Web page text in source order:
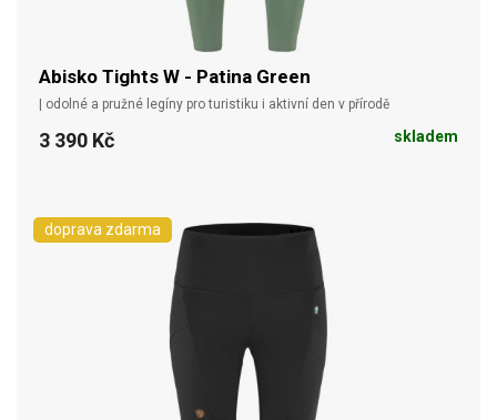
Abisko Tights W - Patina Green
| odolné a pružné legíny pro turistiku i aktivní den v přírodě
3 390 Kč skladem
doprava zdarma